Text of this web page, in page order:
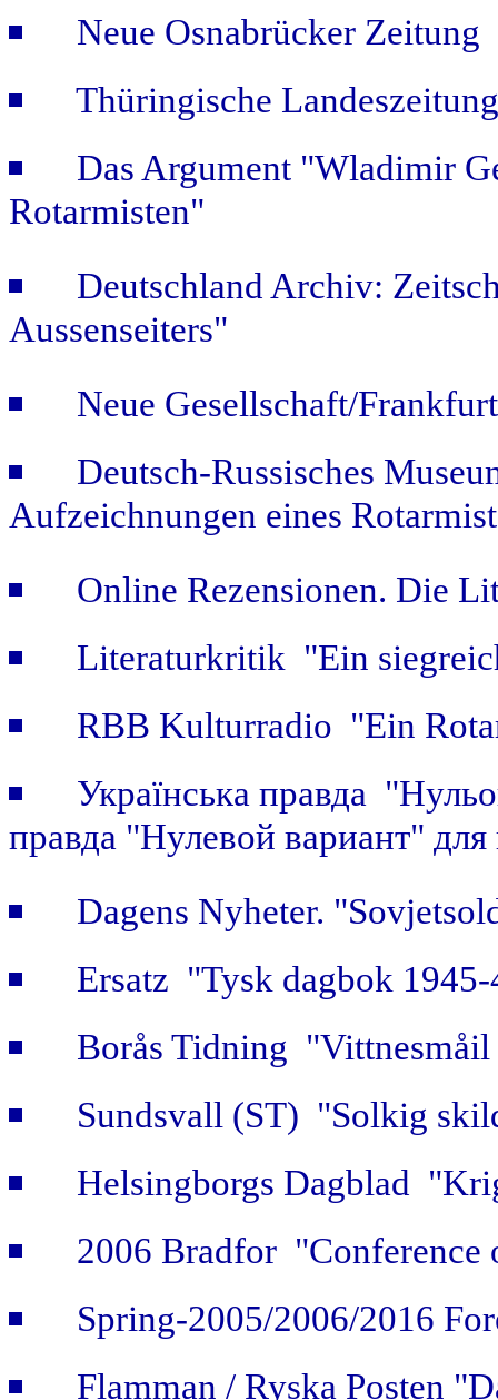
Neue Osnabrücker
Thüringische
Das Argument "Wladimir
Rotarmisten"
Deutschland Archiv:
Aussenseiters"
Neue Gesellschaft/
Deutsch-Russisches
Aufzeichnungen eines
Online Rezensionen. Die
Literaturkritik "Ein
RBB Kulturradio "Ein
Українська правда
правда "Нулевой вариант"
Dagens Nyheter.
Ersatz "Tysk dagbok
Borås Tidning
Sundsvall (ST) "Solkig
Helsingborgs Dagblad
2006 Bradfor "Conference
Spring-2005/2006/2016
Flamman / Ryska Posten